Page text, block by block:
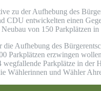
zu der Aufhebung des
entwickelten einen
von 150 Parkplätzen in
Aufhebung des
Parkplätzen erzwingen
Parkplätze in
Wählerinnen und Wähler